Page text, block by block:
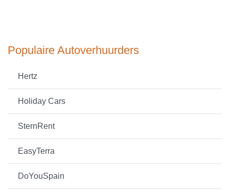
Populaire Autoverhuurders
Hertz
Holiday Cars
SternRent
EasyTerra
DoYouSpain